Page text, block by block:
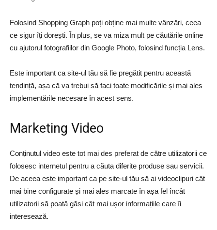
Folosind Shopping Graph poți obține mai multe vânzări, ceea
ce sigur îți dorești. În plus, se va miza mult pe căutările online
cu ajutorul fotografiilor din Google Photo, folosind funcția Lens.
Este important ca site-ul tău să fie pregătit pentru această
tendință, așa că va trebui să faci toate modificările și mai ales
implementările necesare în acest sens.
Marketing Video
Conținutul video este tot mai des preferat de către utilizatorii ce
folosesc internetul pentru a căuta diferite produse sau servicii.
De aceea este important ca pe site-ul tău să ai videoclipuri cât
mai bine configurate și mai ales marcate în așa fel încât
utilizatorii să poată găsi cât mai ușor informațiile care îi
interesează.